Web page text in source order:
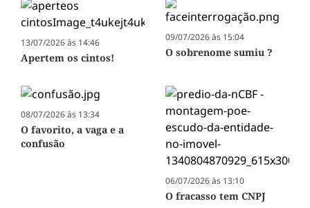
13/07/2026 às 14:46
Apertem os cintos!
09/07/2026 às 15:04
O sobrenome sumiu ?
08/07/2026 às 13:34
O favorito, a vaga e a
confusão
06/07/2026 às 13:10
O fracasso tem CNPJ